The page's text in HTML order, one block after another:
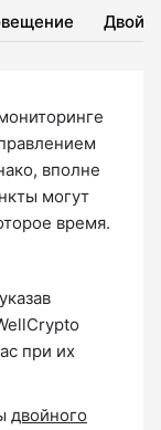
вполне
могут
время.
при их
двойного